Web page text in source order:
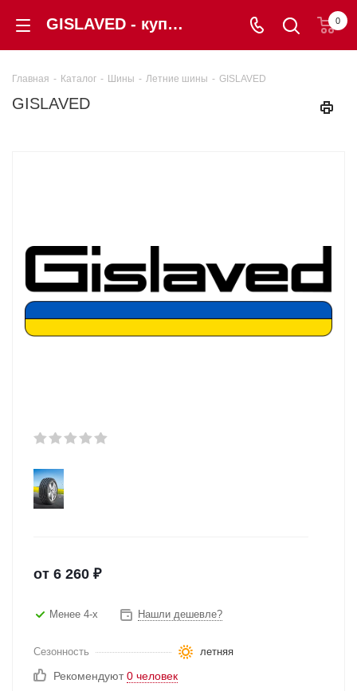
GISLAVED - купить в Калининграде по низкой цене, интернет-магазин shintorg39.ru, летняя авторезина от мировых производителей с гарантией! 0
Главная - Каталог - Шины - Летние шины - GISLAVED
GISLAVED
от 6 260 ₽
Менее 4-х Нашли дешевле?
Сезонность летняя
Рекомендуют0 человек